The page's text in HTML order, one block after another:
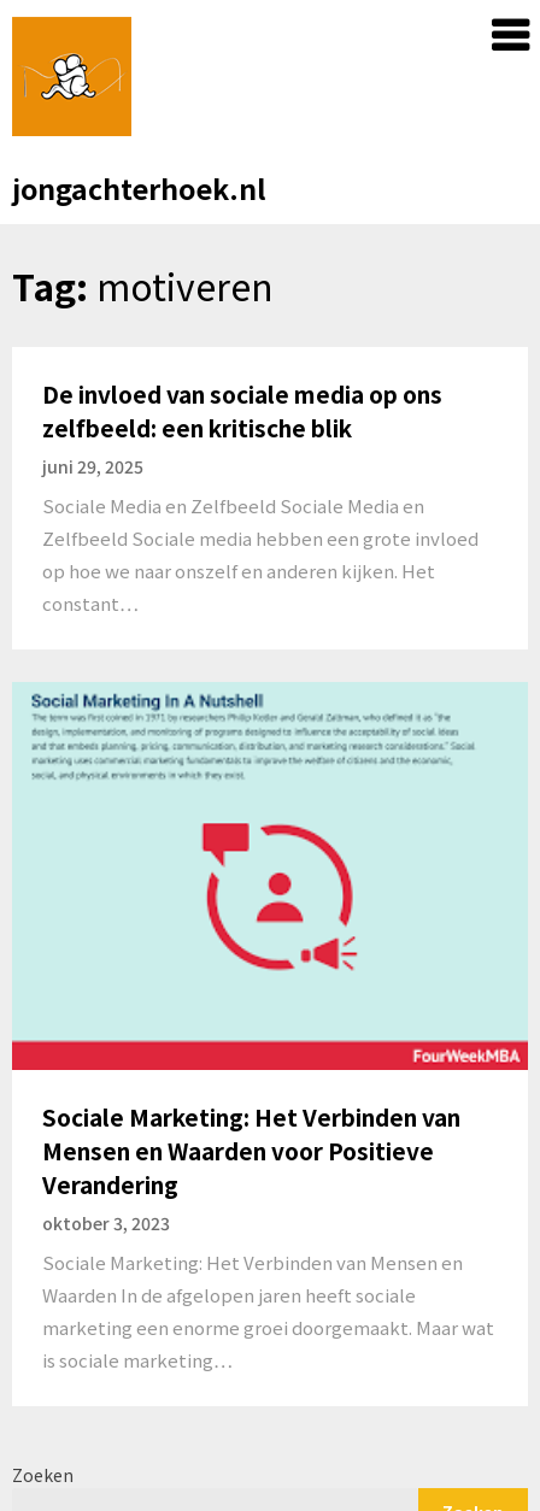
Skip
content
jongachterhoek.nl
Tag: motiveren
De invloed van sociale media op ons
zelfbeeld: een kritische blik
juni 29, 2025
Sociale Media en Zelfbeeld Sociale Media en
Zelfbeeld Sociale media hebben een grote invloed
op hoe we naar onszelf en anderen kijken. Het
constant…
Sociale Marketing: Het Verbinden van
Mensen en Waarden voor Positieve
Verandering
oktober 3, 2023
Sociale Marketing: Het Verbinden van Mensen en
Waarden In de afgelopen jaren heeft sociale
marketing een enorme groei doorgemaakt. Maar wat
is sociale marketing…
Zoeken